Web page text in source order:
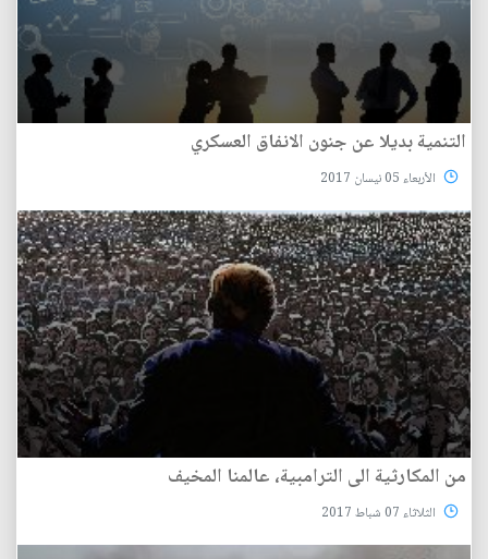
التنمية بديلا عن جنون الانفاق العسكري
الأربعاء 05 نيسان 2017
من المكارثية الى الترامبية، عالمنا المخيف
الثلاثاء 07 شباط 2017